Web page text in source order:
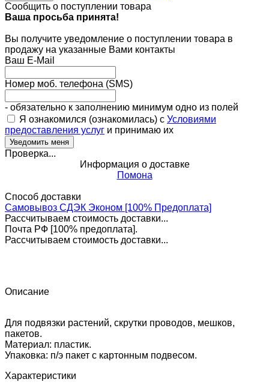
Сообщить о поступлении товара
Ваша просьба принята!
Вы получите уведомление о поступлении товара в
продажу на указанные Вами контакты
Ваш E-Mail
Номер моб. телефона (SMS)
- обязательно к заполнению минимум одно из полей
Я ознакомился (ознакомилась) с Условиями
предоставления услуг и принимаю их
Проверка...
Информация о доставке
Помона
Способ доставки
Самовывоз СДЭК Эконом [100% Предоплата]
Рассчитываем стоимость доставки...
Почта РФ [100% предоплата].
Рассчитываем стоимость доставки...
Описание
Для подвязки растений, скрутки проводов, мешков,
пакетов.
Материал: пластик.
Упаковка: п/э пакет с картонным подвесом.
Характеристики